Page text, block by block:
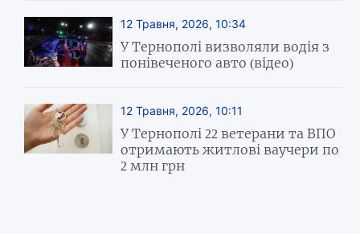
12 Травня, 2026, 10:34
У Тернополі визволяли водія з
понівеченого авто (відео)
12 Травня, 2026, 10:11
У Тернополі 22 ветерани та ВПО
отримають житлові ваучери по
2 млн грн